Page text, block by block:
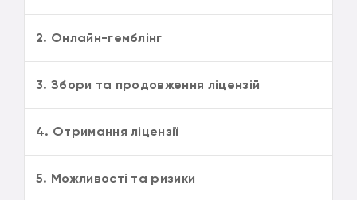
2. Онлайн-гемблінг
3. Збори та продовження ліцензій
4. Отримання ліцензії
5. Можливості та ризики